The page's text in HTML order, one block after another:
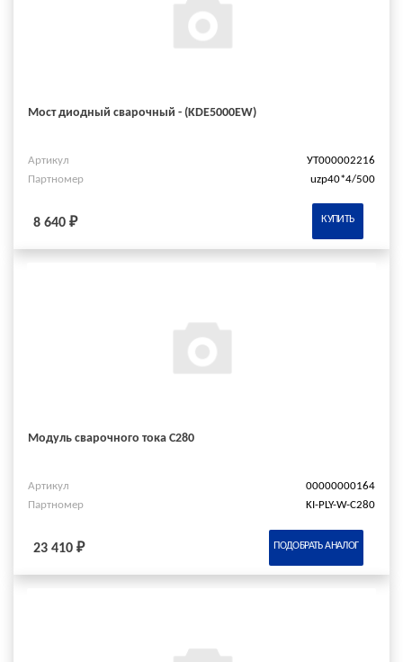
Мост диодный сварочный - (KDE5000EW)
Артикул
УТ000002216
Партномер
uzp40*4/500
8 640 ₽ КУПИТЬ
Модуль сварочного тока C280
Артикул
00000000164
Партномер
KI-PLY-W-C280
23 410 ₽ ПОДОБРАТЬ АНАЛОГ